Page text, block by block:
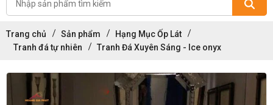
Trang chủ Sản phẩm
Hạng Mục Ốp Lát
Tranh đá tự nhiên
Tranh Đá Xuyên Sáng - Ice onyx